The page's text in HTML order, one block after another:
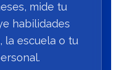
mide tu
habilidades
la escuela o tu